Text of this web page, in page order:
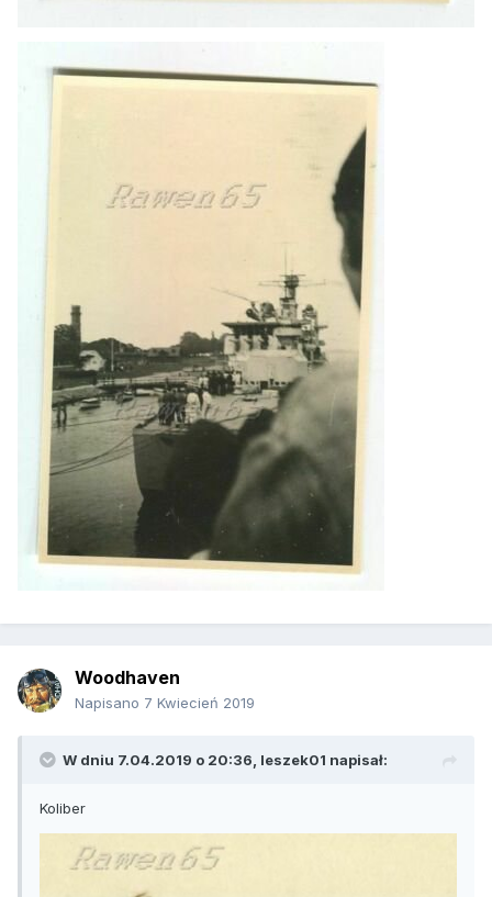
Woodhaven
Napisano 7 Kwiecień 2019
W dniu 7.04.2019 o 20:36, leszek01 napisał:
Koliber